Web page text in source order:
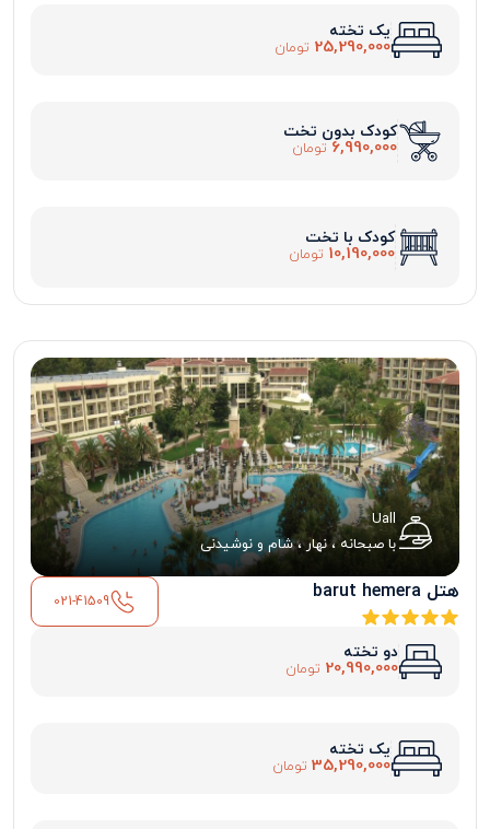
یک تخته
25,290,000 تومان
کودک بدون تخت
6,990,000 تومان
کودک با تخت
10,190,000 تومان
Uall
با صبحانه ، نهار ، شام و نوشیدنی
هتل barut hemera 021-41509
دو تخته
20,990,000 تومان
یک تخته
35,290,000 تومان